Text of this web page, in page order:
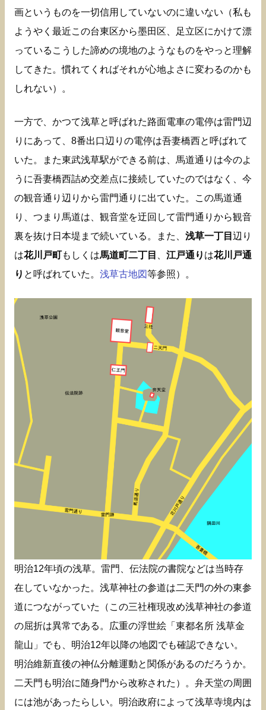
画というものを一切信用していないのに違いない（私も
ようやく最近この台東区から墨田区、足立区にかけて漂
っているこうした諦めの境地のようなものをやっと理解
してきた。慣れてくればそれが心地よさに変わるのかも
しれない）。
一方で、かつて浅草と呼ばれた路面電車の電停は雷門辺
りにあって、8番出口辺りの電停は吾妻橋西と呼ばれて
いた。また東武浅草駅ができる前は、馬道通りは今のよ
うに吾妻橋西詰め交差点に接続していたのではなく、今
の観音通り辺りから雷門通りに出ていた。この馬道通
り、つまり馬道は、観音堂を迂回して雷門通りから観音
裏を抜け日本堤まで続いている。また、 浅草一丁目 辺り
は花川戸町もしくは馬道町二丁目 江戸通り は花川戸通
り と呼ばれていた。 浅草古地図等参照）。
明治12年頃の浅草。雷門、伝法院の書院などは当時存
在していなかった。浅草神社の参道は二天門の外の東参
道につながっていた（この三社権現改め浅草神社の参道
の屈折は異常である。広重の浮世絵「東都名所 浅草金
龍山」でも、明治12年以降の地図でも確認できない。
明治維新直後の神仏分離運動と関係があるのだろうか。
二天門も明治に随身門から改称された）。弁天堂の周囲
には池があったらしい。明治政府によって浅草寺境内は